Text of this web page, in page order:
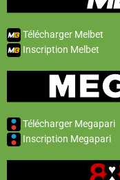
Télécharger Melbet
Inscription Melbet
Télécharger Megapari
Inscription Megapari